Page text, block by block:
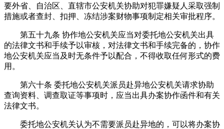
要外省、自治区、直辖市公安机关协助对犯罪嫌疑人采取强制
措施或者查封、扣押、冻结涉案财物事项制定相关审批程序。
第五十九条 协作地公安机关应当对委托地公安机关出具
的法律文书和手续予以审核，对法律文书和手续完备的，协作
地公安机关应当及时无条件予以配合，不得收取任何形式的费
用。
第六十条 委托地公安机关派员赴异地公安机关请求协助
查询资料、调查取证等事项时，应当出具办案协作函件和有关
法律文书。
委托地公安机关认为不需要派员赴异地的，可以将办案协